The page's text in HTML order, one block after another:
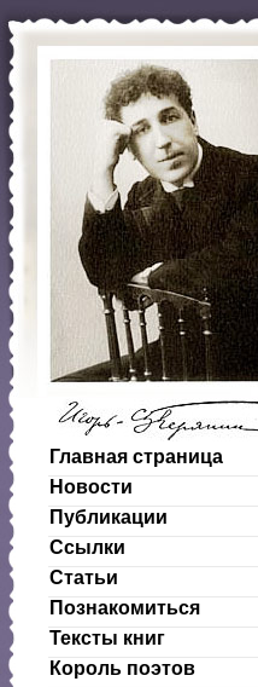
Главная страница
Новости
Публикации
Ссылки
Статьи
Познакомиться
Тексты книг
Король поэтов